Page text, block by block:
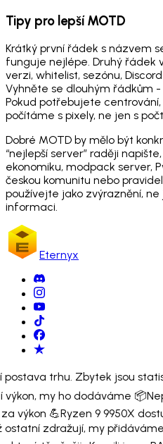
Tipy pro lepší MOTD
Krátký první řádek s názvem
funguje nejlépe. Druhý řádek
verzi, whitelist, sezónu,
Vyhněte se dlouhým řádkům
Pokud potřebujete
počítáme s pixely, ne jen s
Dobré MOTD by mělo být
“nejlepší server” raději
ekonomiku, modpack server,
českou komunitu nebo
používejte jako zvýraznění,
informaci.
Eternyx
postava trhu. Zbytek jsou
výkon, my ho dodáváme 📦
výkon 💪Ryzen 9 9950X
ostatní zdražují, my